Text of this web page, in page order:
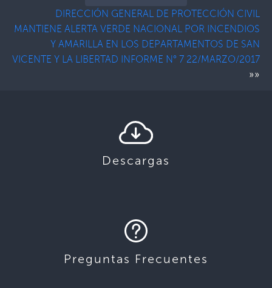
DIRECCIÓN GENERAL DE PROTECCIÓN CIVIL
MANTIENE ALERTA VERDE NACIONAL POR INCENDIOS
Y AMARILLA EN LOS DEPARTAMENTOS DE SAN
VICENTE Y LA LIBERTAD INFORME N° 7 22/MARZO/2017
»»
Descargas
Preguntas Frecuentes